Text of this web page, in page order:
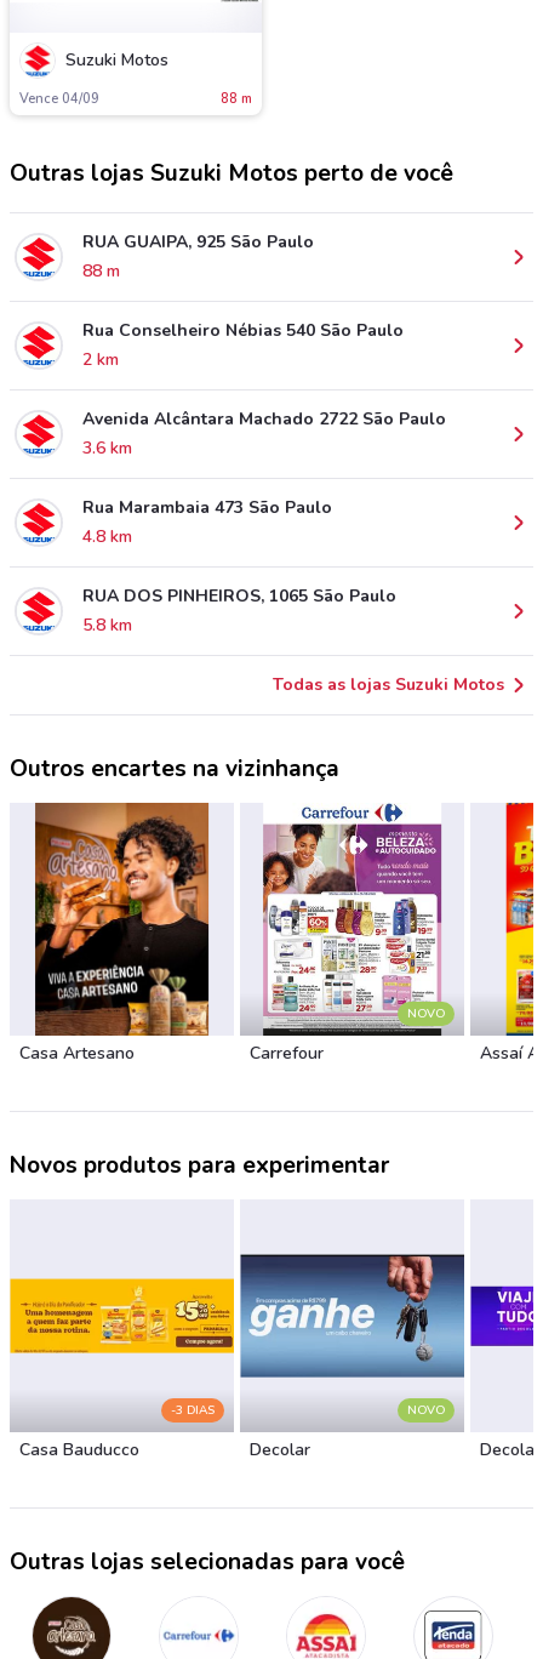
Suzuki Motos
Vence 04/09 88 m
Outras lojas Suzuki Motos perto de você
RUA GUAIPA, 925 São Paulo
88 m
Rua Conselheiro Nébias 540 São Paulo
2 km
Avenida Alcântara Machado 2722 São Paulo
3.6 km
Rua Marambaia 473 São Paulo
4.8 km
RUA DOS PINHEIROS, 1065 São Paulo
5.8 km
Todas as lojas Suzuki Motos
Outros encartes na vizinhança
Casa Artesano
NOVO
Carrefour Assaí
Novos produtos para experimentar
-3 DIAS
Casa Bauducco
NOVO
Decolar Decolar
Outras lojas selecionadas para você